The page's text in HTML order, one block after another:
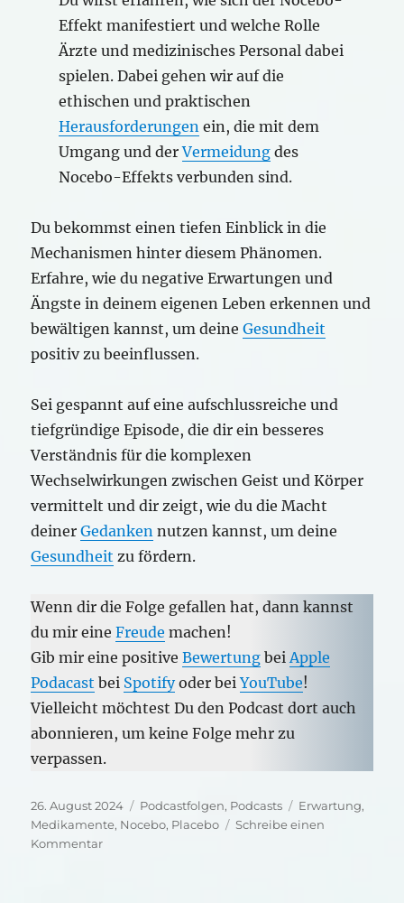
Effekt manifestiert und welche Rolle
Ärzte und medizinisches Personal dabei
spielen. Dabei gehen wir auf die
ethischen und praktischen
Herausforderungenein, die mit dem
Umgang und derVermeidungdes
Nocebo-Effekts verbunden sind.
Du bekommst einen tiefen Einblick in die
Mechanismen hinter diesem Phänomen.
Erfahre, wie du negative Erwartungen und
Ängste in deinem eigenen Leben erkennen und
bewältigen kannst, um deineGesundheit
positiv zu beeinflussen.
Sei gespannt auf eine aufschlussreiche und
tiefgründige Episode, die dir ein besseres
Verständnis für die komplexen
Wechselwirkungen zwischen Geist und Körper
vermittelt und dir zeigt, wie du die Macht
deinerGedanken nutzen kannst, um deine
Gesundheit zu fördern.
Wenn dir die Folge gefallen hat, dann kannst
du mir eineFreude machen!
Gib mir eine positiveBewertung beiApple
Podacast bei Spotifyoder beiYouTube!
Vielleicht möchtest Du den Podcast dort auch
abonnieren, um keine Folge mehr zu
verpassen.
Veröffentlicht
am
26. August 2024 Kategorien
Podcastfolgen, Podcasts Schlagwörter
Erwartung,
Medikamente, Nocebo, Placebo
Schreibe einen
Kommentarzu